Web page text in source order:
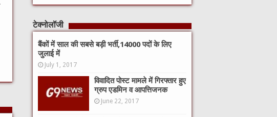
टेक्नोलॉजी
बैंकों में साल की सबसे बड़ी भर्ती,14000 पदों के लिए
जुलाई में
July 1, 2017
विवादित पोस्ट मामले में गिरफ्तार हुए
ग्रुप एडमिन व आपत्तिजनक
June 22, 2017